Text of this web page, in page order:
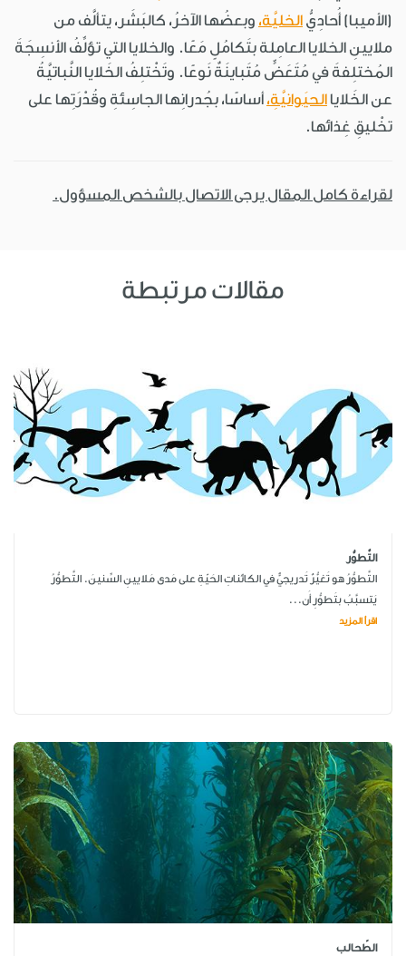
(الأميبا) أُحادِيُّ الخليَّة، وبعضُها الآخرُ، كالبَشَر، يتألَّف من
ملايينِ الخلايا العامِلة بتَكامُلٍ مَعًا. والخلايا التي تؤلِّفُ الأنسِجَةَ
المُختلِفةَ في مُتَعَضٍّ مُتَباينَةٌ نَوعًا. وتَخْتلِفُ الخَلايا النَّباتيَّةُ
عن الخَلايا الحيَوانيَّةِ، أساسًا، بجُدرانِها الجاسِئةِ وقُدْرَتِها على
تخْليقِ غِذائها.
لقراءة كامل المقال يرجى الاتصال بالشخص المسؤول.
مقالات مرتبطة
التَّطوُّر
التَّطوُّرُ هو تَغيُّرٌ تَدريجيٌّ في الكائناتِ الحَيّةِ على مَدى مَلايينِ السِّنينَ. التَّطوُّرُ
يَتسبَّبُ بتَطوُّرِ أَن...
اقرأ المزيد
الطّحالب